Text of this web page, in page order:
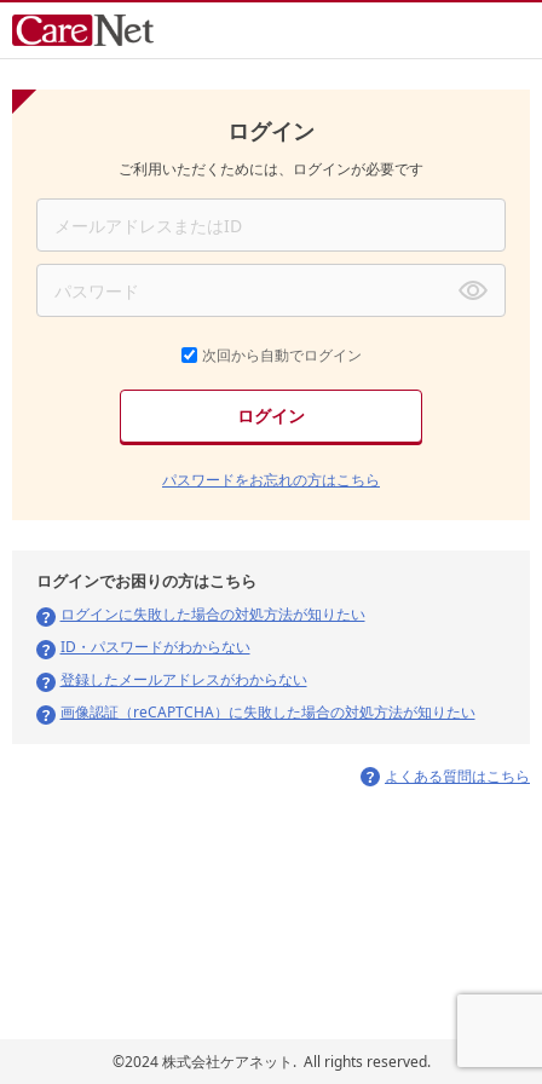
ログイン
ご利用いただくためには、ログインが必要です
次回から自動でログイン
パスワードをお忘れの方はこちら
ログインでお困りの方はこちら
ログインに失敗した場合の対処方法が知りたい
ID・パスワードがわからない
登録したメールアドレスがわからない
画像認証（reCAPTCHA）に失敗した場合の対処方法が知りたい
よくある質問はこちら
©2024 株式会社ケアネット. All rights reserved.